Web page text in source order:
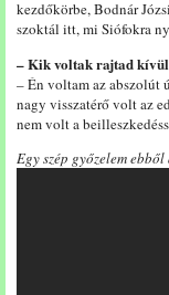
kezdőkörbe, Bodnár
szoktál itt, mi Siófokra
– Kik voltak rajtad kívül
– Én voltam az abszolút
nagy visszatérő volt az
nem volt a
Egy szép győzelem